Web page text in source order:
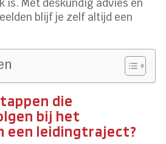
is. Met deskundig advies en
blijf je zelf altijd een
die
bij het
een leidingtraject?